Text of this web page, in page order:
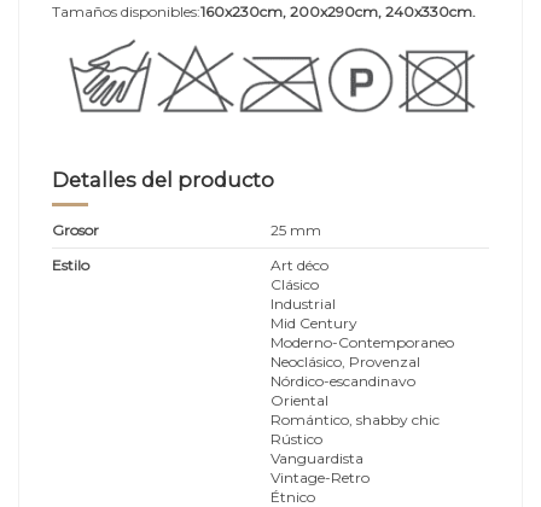
Tamaños disponibles:160x230cm, 200x290cm, 240x330cm.
Detalles del producto
Grosor
25 mm
Estilo
Art déco
Clásico
Industrial
Mid Century
Moderno-Contemporaneo
Neoclásico, Provenzal
Nórdico-escandinavo
Oriental
Romántico, shabby chic
Rústico
Vanguardista
Vintage-Retro
Étnico